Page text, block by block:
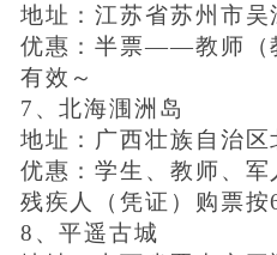
地址：江苏省苏州市吴
优惠：半票——教师（
有效～
7、北海涠洲岛
地址：广西壮族自治区
优惠：学生、教师、军
残疾人（凭证）购票按
8、平遥古城